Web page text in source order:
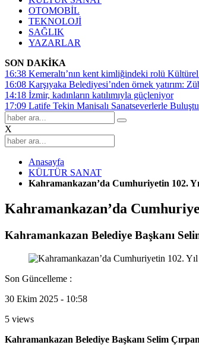
OTOMOBİL
TEKNOLOJİ
SAĞLIK
YAZARLAR
SON DAKİKA
16:38 Kemeraltı’nın kent kimliğindeki rolü Kültürel
16:08 Karşıyaka Belediyesi’nden örnek yatırım:
14:18 İzmir, kadınların katılımıyla güçleniyor
17:09 Latife Tekin Manisalı Sanatseverlerle Buluştu
X
Anasayfa
KÜLTÜR SANAT
Kahramankazan’da Cumhuriyetin 102.
Kahramankazan’da
Kahramankazan Belediye Başkanı
Son Güncelleme :
30 Ekim 2025 - 10:58
5 views
Kahramankazan Belediye Başkanı Selim